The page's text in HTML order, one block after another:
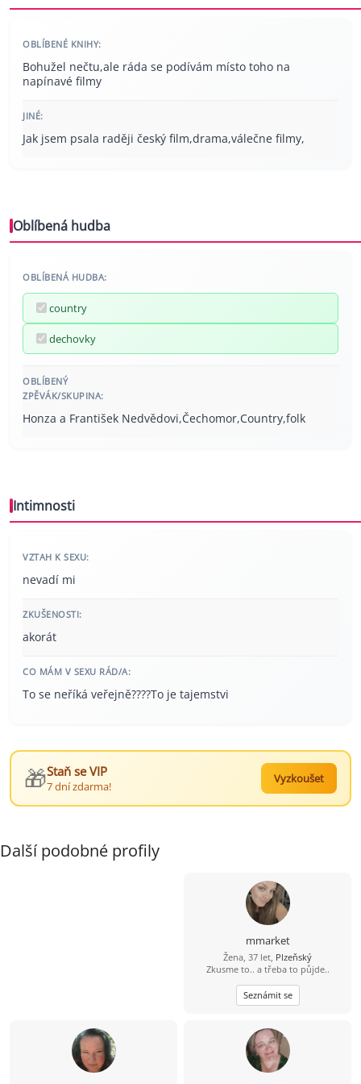
OBLÍBENÉ KNIHY:
Bohužel nečtu,ale ráda se podívám místo toho na
napínavé filmy
JINÉ:
Jak jsem psala raději český film,drama,válečne filmy,
Oblíbená hudba
OBLÍBENÁ HUDBA:
country
dechovky
OBLÍBENÝ
ZPĚVÁK/SKUPINA:
Honza a František Nedvědovi,Čechomor,Country,folk
Intimnosti
VZTAH K SEXU:
nevadí mi
ZKUŠENOSTI:
akorát
CO MÁM V SEXU RÁD/A:
To se neříká veřejně????To je tajemstvi
🎁Staň se VIP
7 dní zdarma!
Vyzkoušet
Další podobné profily
mmarket
Žena, 37 let, Plzeňský
Zkusme to.. a třeba to půjde..
Seznámit se